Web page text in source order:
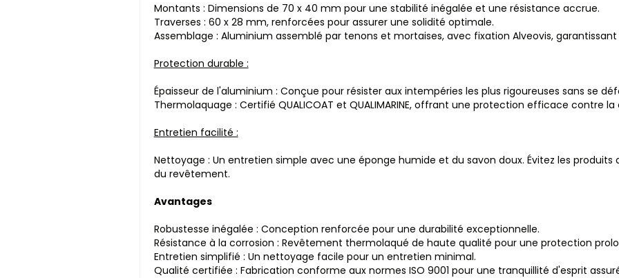
Montants : Dimensions de 70 x 40 mm pour une stabilité inégalée et une résistance accrue.
Traverses : 60 x 28 mm, renforcées pour assurer une solidité optimale.
Assemblage : Aluminium assemblé par tenons et mortaises, avec fixation Alveovis,
Protection durable :
Épaisseur de l'aluminium : Conçue pour résister aux intempéries les plus rigoureuses sans se
Thermolaquage : Certifié QUALICOAT et QUALIMARINE, offrant une protection efficace contre
Entretien facilité :
Nettoyage : Un entretien simple avec une éponge humide et du savon doux. Évitez les produits
du revêtement.
Avantages
Robustesse inégalée : Conception renforcée pour une durabilité exceptionnelle.
Résistance à la corrosion : Revêtement thermolaqué de haute qualité pour une protection
Entretien simplifié : Un nettoyage facile pour un entretien minimal.
Qualité certifiée : Fabrication conforme aux normes ISO 9001 pour une tranquillité d'esprit